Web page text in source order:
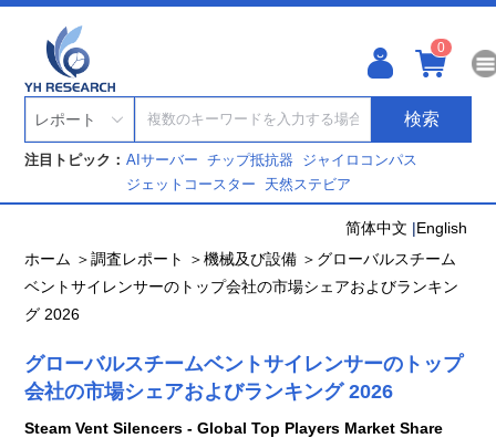
0
レポート 検索
注目トピック： AIサーバーチップ抵抗器 ジャイロコンパス
ジェットコースター 天然ステビア
简体中文 |English
ホーム ＞調査レポート ＞機械及び設備 ＞ グローバルスチーム
ベントサイレンサーのトップ会社の市場シェアおよびランキン
グ 2026
グローバルスチームベントサイレンサーのトップ
会社の市場シェアおよびランキング 2026
Steam Vent Silencers - Global Top Players Market Share